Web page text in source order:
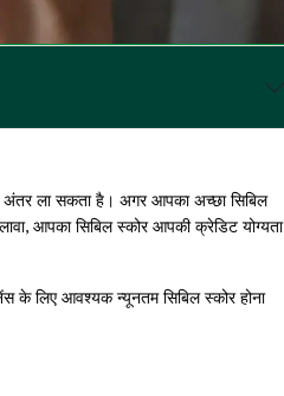
ला सकता है। अगर आपका अच्छा सिबिल
आपका सिबिल स्कोर आपकी क्रेडिट योग्यता
के लिए आवश्यक न्यूनतम सिबिल स्कोर होना